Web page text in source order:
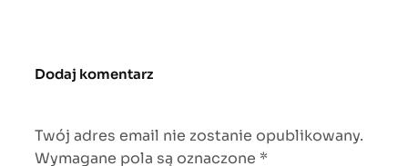
Dodaj komentarz
Twój adres email nie zostanie opublikowany.
Wymagane pola są oznaczone *